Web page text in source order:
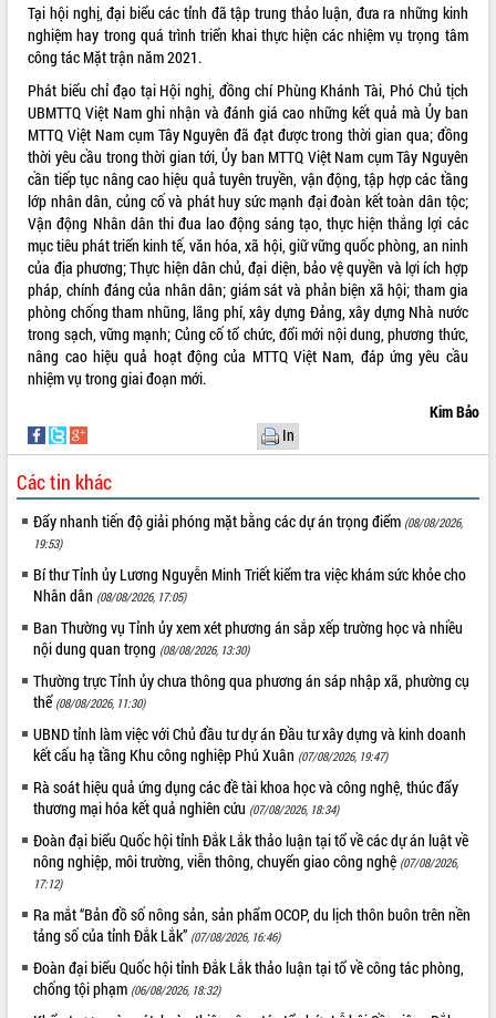
Ngành cá ngừ Đắk Lắk chủ động thích
ứng để giữ vững thị trường xuất khẩu
Diễn đàn Kinh tế tư nhân Việt Nam đột
phá cơ chế - Hợp tác công tư
Đề án 06 tạo bước ngoặt đột phá trong
cải cách hành chính tỉnh Đắk Lắk
Kết nối tour, đẩy mạnh chuyển đổi số
để phát triển du lịch Đắk Lắk
Khởi động Dự án Đầu tư xây dựng hạ
tầng kỹ thuật Cụm công nghiệp Tân
Tiến
Gặp mặt các cơ quan báo chí nhân Kỷ
niệm 101 năm Ngày Báo chí Cách
mạng Việt Nam
Đắk Lắk sơ kết 4 năm triển khai thực
hiện Đề án 06 của Chính phủ
Quy hoạch và Xúc tiến đầu tư tỉnh Đắk
Lắk
Khơi thông điểm nghẽn, đẩy nhanh
giải ngân vốn khắc phục thiên tai
HĐND tỉnh thông qua điều chỉnh Quy
hoạch tỉnh thời kỳ 2021-2030
Hội thảo góp ý hồ sơ điều chỉnh quy
hoạch tỉnh Đắk Lắk thời kỳ 2021-2030,
tầm nhìn đến năm 2050
Nâng cao hiệu quả hoạt động của các
doanh nghiệp nhà nước
Hội nghị triển khai kết nối mạng
truyền số liệu chuyên dùng phục vụ cơ
quan Đảng, Nhà nước
tay làm sạch môi trường
Xã Ea Kar bước chuyển mình trong
công tác cải cách hành chính mô hình
mới
UBND tỉnh họp báo định kỳ tháng 4
năm 2026
Hội thảo khoa học “Giải pháp thúc đẩy
phát triển nền kinh tế xanh tại tỉnh
Đắk Lắk”
Tại hội nghị, đại biểu các tỉnh đã tập trung thảo luận, đưa ra những kinh
nghiệm hay trong quá trình triển khai thực hiện các nhiệm vụ trọng tâm
công tác Mặt trận năm 2021.
Phát biểu chỉ đạo tại Hội nghị, đồng chí Phùng Khánh Tài, Phó Chủ tịch
UBMTTQ Việt Nam ghi nhận và đánh giá cao những kết quả mà Ủy ban
MTTQ Việt Nam cụm Tây Nguyên đã đạt được trong thời gian qua; đồng
thời yêu cầu trong thời gian tới, Ủy ban MTTQ Việt Nam cụm Tây Nguyên
cần tiếp tục nâng cao hiệu quả tuyên truyền, vận động, tập hợp các tầng
lớp nhân dân, củng cố và phát huy sức mạnh đại đoàn kết toàn dân tộc;
Vận động Nhân dân thi đua lao động sáng tạo, thực hiện thắng lợi các
mục tiêu phát triển kinh tế, văn hóa, xã hội, giữ vững quốc phòng, an ninh
của địa phương; Thực hiện dân chủ, đại diện, bảo vệ quyền và lợi ích hợp
pháp, chính đáng của nhân dân; giám sát và phản biện xã hội; tham gia
phòng chống tham nhũng, lãng phí, xây dựng Đảng, xây dựng Nhà nước
trong sạch, vững mạnh; Củng cố tổ chức, đổi mới nội dung, phương thức,
nâng cao hiệu quả hoạt động của MTTQ Việt Nam, đáp ứng yêu cầu
nhiệm vụ trong giai đoạn mới.
Kim Bảo
In
Các tin khác
Đẩy nhanh tiến độ giải phóng mặt bằng các dự án trọng điểm (08/08/2026,
19:53)
Bí thư Tỉnh ủy Lương Nguyễn Minh Triết kiểm tra việc khám sức khỏe cho
Nhân dân (08/08/2026, 17:05)
Ban Thường vụ Tỉnh ủy xem xét phương án sắp xếp trường học và nhiều
nội dung quan trọng (08/08/2026, 13:30)
Thường trực Tỉnh ủy chưa thông qua phương án sáp nhập xã, phường cụ
thể (08/08/2026, 11:30)
UBND tỉnh làm việc với Chủ đầu tư dự án Đầu tư xây dựng và kinh doanh
kết cấu hạ tầng Khu công nghiệp Phú Xuân (07/08/2026, 19:47)
Rà soát hiệu quả ứng dụng các đề tài khoa học và công nghệ, thúc đẩy
thương mại hóa kết quả nghiên cứu (07/08/2026, 18:34)
Đoàn đại biểu Quốc hội tỉnh Đắk Lắk thảo luận tại tổ về các dự án luật về
nông nghiệp, môi trường, viễn thông, chuyển giao công nghệ (07/08/2026,
17:12)
Ra mắt “Bản đồ số nông sản, sản phẩm OCOP, du lịch thôn buôn trên nền
tảng số của tỉnh Đắk Lắk” (07/08/2026, 16:46)
Đoàn đại biểu Quốc hội tỉnh Đắk Lắk thảo luận tại tổ về công tác phòng,
chống tội phạm (06/08/2026, 18:32)